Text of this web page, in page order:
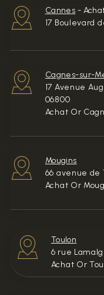
Cannes -
17 Boulevard
Cagnes-sur-
17 Avenue
06800
Achat Or
Mougins
66 avenue de
Achat Or
Toulon
6 rue
Achat Or